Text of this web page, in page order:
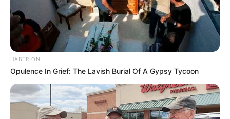
HABERION
Opulence In Grief: The Lavish Burial Of A Gypsy Tycoon